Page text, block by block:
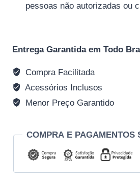
pessoas não autorizadas ou
Entrega Garantida em Todo
Compra Facilitada
Acessórios Inclusos
Menor Preço Garantido
COMPRA E PAGAMENTOS